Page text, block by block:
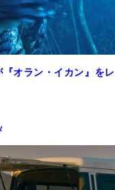
オラン・イカン』をレ